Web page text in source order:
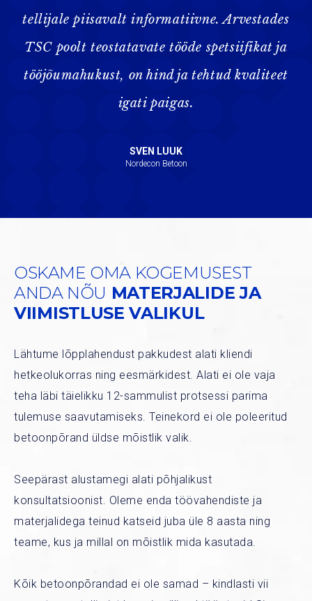
tellijale piisavalt informatiivne. Arvestades
TSC poolt teostatavate tööde spetsiifikat ja
tööjõumahukust, on hind ja tehtud kvaliteet
igati paigas.
SVEN LUUK
Nordecon Betoon
OSKAME OMA KOGEMUSEST
ANDA NÕU MATERJALIDE JA
VIIMISTLUSE VALIKUL
Lähtume lõpplahendust pakkudest alati kliendi
hetkeolukorras ning eesmärkidest. Alati ei ole vaja
teha läbi täielikku 12-sammulist protsessi parima
tulemuse saavutamiseks. Teinekord ei ole poleeritud
betoonpõrand üldse mõistlik valik.
Seepärast alustamegi alati põhjalikust
konsultatsioonist. Oleme enda töövahendiste ja
materjalidega teinud katseid juba üle 8 aasta ning
teame, kus ja millal on mõistlik mida kasutada.
Kõik betoonpõrandad ei ole samad – kindlasti vii